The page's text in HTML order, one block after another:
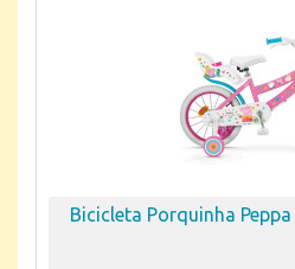
Bicicleta Porquinha